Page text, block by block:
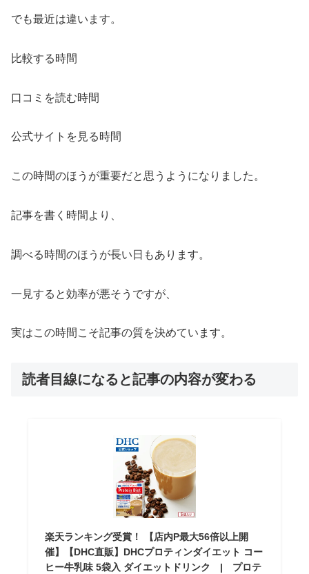
でも最近は違います。
比較する時間
口コミを読む時間
公式サイトを見る時間
この時間のほうが重要だと思うようになりました。
記事を書く時間より、
調べる時間のほうが長い日もあります。
一見すると効率が悪そうですが、
実はこの時間こそ記事の質を決めています。
読者目線になると記事の内容が変わる
楽天ランキング受賞！ 【店内P最大56倍以上開
催】【DHC直販】DHCプロティンダイエット コー
ヒー牛乳味 5袋入 ダイエットドリンク | プロテ